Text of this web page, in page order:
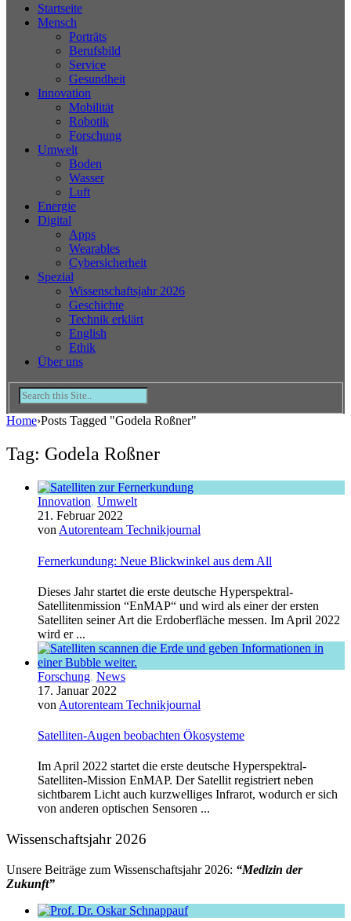
Startseite
Mensch
Porträts
Berufsbild
Service
Gesundheit
Innovation
Mobilität
Robotik
Forschung
Umwelt
Boden
Wasser
Luft
Energie
Digital
Apps
Wearables
Cybersicherheit
Spezial
Wissenschaftsjahr 2026
Geschichte
Technik erklärt
English
Ethik
Über uns
Home›Posts Tagged "Godela Roßner"
Tag: Godela Roßner
Innovation, Umwelt
21. Februar 2022
von Autorenteam Technikjournal
Fernerkundung: Neue Blickwinkel aus dem All
Dieses Jahr startet die erste deutsche Hyperspektral-
Satellitenmission “EnMAP“ und wird als einer der ersten
Satelliten seiner Art die Erdoberfläche messen. Im April 2022
wird er ...
Forschung, News
17. Januar 2022
von Autorenteam Technikjournal
Satelliten-Augen beobachten Ökosysteme
Im April 2022 startet die erste deutsche Hyperspektral-
Satelliten-Mission EnMAP. Der Satellit registriert neben
sichtbarem Licht auch kurzwelliges Infrarot, wodurch er sich
von anderen optischen Sensoren ...
Wissenschaftsjahr 2026
Unsere Beiträge zum Wissenschaftsjahr 2026: “Medizin der
Zukunft”